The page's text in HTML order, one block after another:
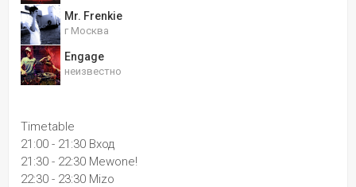
Mr. Frenkie
г Москва
Engage
неизвестно
Timetable
21:00 - 21:30 Вход
21:30 - 22:30 Mewone!
22:30 - 23:30 Mizo